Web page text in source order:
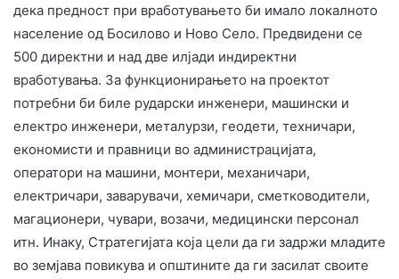
дека предност при вработувањето би имало локалното
население од Босилово и Ново Село. Предвидени се
500 директни и над две илјади индиректни
вработувања. За функционирањето на проектот
потребни би биле рударски инженери, машински и
електро инженери, металурзи, геодети, техничари,
економисти и правници во администрацијата,
оператори на машини, монтери, механичари,
електричари, заварувачи, хемичари, сметководители,
магационери, чувари, возачи, медицински персонал
итн. Инаку, Стратегијата која цели да ги задржи младите
во земјава повикува и општините да ги засилат своите